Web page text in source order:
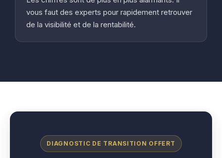
vous faut des experts pour rapidement retrouver
de la visibilité et de la rentabilité.
DIAGNOSTIC DE TRANSITION OFFERT